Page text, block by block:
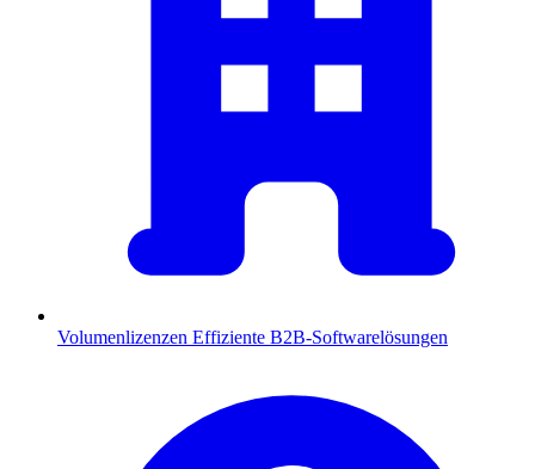
Volumenlizenzen Effiziente B2B-Softwarelösungen